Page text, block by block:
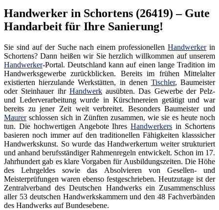
Handwerker in Schortens (26419) – Gute
Handarbeit für Ihre Sanierung!
Sie sind auf der Suche nach einem professionellenHandwerkerin
Schortens? Dann heißen wir Sie herzlich willkommen auf unserem
Handwerker-Portal. Deutschland kann auf einen lange Tradition im
Handwerksgewerbe zurückblicken. Bereits im frühen Mittelalter
existierten hierzulande Werkstätten, in denen Tischler, Baumeister
oder Steinhauer ihr Handwerkausübten. Das Gewerbe der Pelz-
und Lederverarbeitung wurde in Kürschnereien getätigt und war
bereits zu jener Zeit weit verbreitet. Besonders Baumeister und
Maurerschlossen sich in Zünften zusammen, wie sie es heute noch
tun. Die hochwertigen Angebote IhresHandwerkers in Schortens
basieren noch immer auf den traditionellen Fähigkeiten klasssicher
Handwerkskunst. So wurde das Handwerkertum weiter strukturiert
und anhand berufsständiger Rahmenregeln entwickelt. Schon im 17.
Jahrhundert gab es klare Vorgaben für Ausbildungszeiten. Die Höhe
des Lehrgeldes sowie das Absolvieren von Gesellen- und
Meisterprüfungen waren ebenso festgeschrieben. Heutzutage ist der
Zentralverband des Deutschen Handwerks ein Zusammenschluss
aller 53 deutschen Handwerkskammern und den 48 Fachverbänden
des Handwerks auf Bundesebene.